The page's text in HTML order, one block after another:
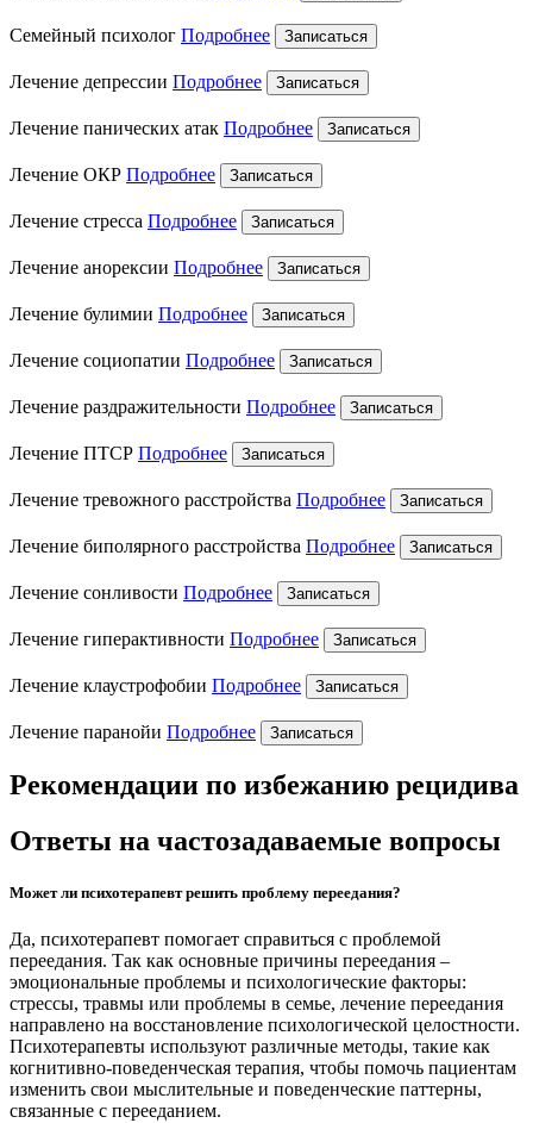
Семейный психолог Подробнее Записаться
Лечение депрессии Подробнее Записаться
Лечение панических атак Подробнее Записаться
Лечение ОКР Подробнее Записаться
Лечение стресса Подробнее Записаться
Лечение анорексии Подробнее Записаться
Лечение булимии Подробнее Записаться
Лечение социопатии Подробнее Записаться
Лечение раздражительности Подробнее Записаться
Лечение ПТСР Подробнее Записаться
Лечение тревожного расстройства Подробнее Записаться
Лечение биполярного расстройства Подробнее Записаться
Лечение сонливости Подробнее Записаться
Лечение гиперактивности Подробнее Записаться
Лечение клаустрофобии Подробнее Записаться
Лечение паранойи Подробнее Записаться
Рекомендации по избежанию рецидива
Ответы на частозадаваемые вопросы
Может ли психотерапевт решить проблему переедания?
Да, психотерапевт помогает справиться с проблемой
переедания. Так как основные причины переедания –
эмоциональные проблемы и психологические факторы:
стрессы, травмы или проблемы в семье, лечение переедания
направлено на восстановление психологической целостности.
Психотерапевты используют различные методы, такие как
когнитивно-поведенческая терапия, чтобы помочь пациентам
изменить свои мыслительные и поведенческие паттерны,
связанные с перееданием.